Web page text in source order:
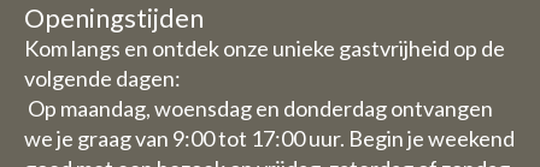
Openingstijden
Kom langs en ontdek onze unieke gastvrijheid op de
volgende dagen:
Op maandag, woensdag en donderdag ontvangen
we je graag van 9:00 tot 17:00 uur. Begin je weekend